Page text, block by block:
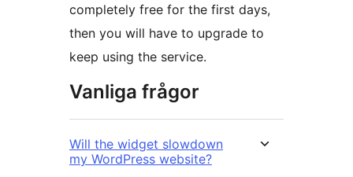
completely free for the first days,
then you will have to upgrade to
keep using the service.
Vanliga frågor
Will the widget slowdown
my WordPress website?